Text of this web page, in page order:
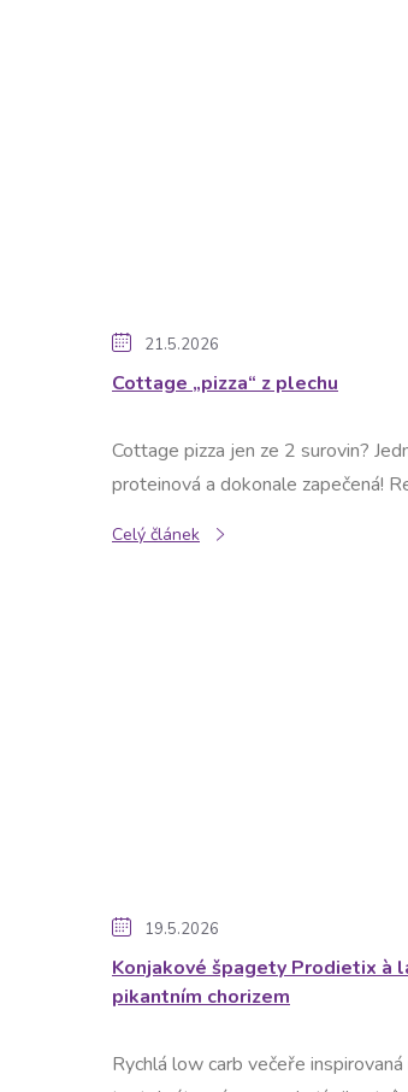
21.5.2026
Cottage „pizza“ z plechu
Cottage pizza jen ze 2 surovin?
proteinová a dokonale zapečená!
Celý článek
19.5.2026
Konjakové špagety Prodietix à
pikantním chorizem
Rychlá low carb večeře